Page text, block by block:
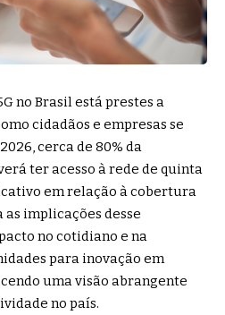
no Brasil está prestes a
cidadãos e empresas se
cerca de 80% da
ter acesso à rede de quinta
em relação à cobertura
implicações desse
no cotidiano e na
para inovação em
uma visão abrangente
no país.